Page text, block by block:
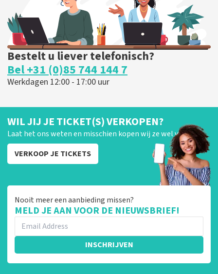
Bestelt u liever telefonisch?
Bel +31 (0)85 744 144 7
Werkdagen 12:00 - 17:00 uur
WIL JIJ JE TICKET(S) VERKOPEN?
Laat het ons weten en misschien kopen wij ze wel van je!
VERKOOP JE TICKETS
Nooit meer een aanbieding missen?
MELD JE AAN VOOR DE NIEUWSBRIEF!
INSCHRIJVEN